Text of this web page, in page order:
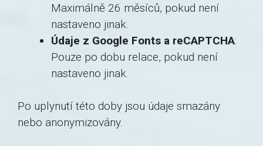
Maximálně 26 měsíců, pokud není
nastaveno jinak.
Údaje z Google Fonts a reCAPTCHA:
Pouze po dobu relace, pokud není
nastaveno jinak.
Po uplynutí této doby jsou údaje smazány
nebo anonymizovány.